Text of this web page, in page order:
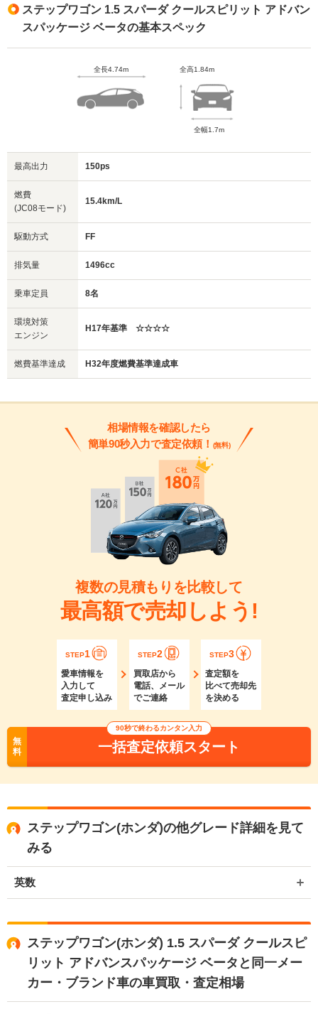
ステップワゴン 1.5 スパーダ クールスピリット アドバン
スパッケージ ベータの基本スペック
全長4.74m 全高1.84m
全幅1.7m
最高出力 150ps
燃費
(JC08モード)
15.4km/L
駆動方式 FF
排気量 1496cc
乗車定員 8名
環境対策
エンジン
H17年基準 ☆☆☆☆
燃費基準達成 H32年度燃費基準達成車
相場情報を確認したら
簡単90秒入力で査定依頼！ (無料)
複数の見積もりを比較して
最高額で売却しよう!
STEP1
愛車情報を
入力して
査定申し込み
STEP2
買取店から
電話、メール
でご連絡
STEP3
査定額を
比べて売却先
を決める
無
料
90秒で終わるカンタン入力
一括査定依頼スタート
ステップワゴン(ホンダ)の他グレード詳細を見て
みる
英数
ステップワゴン(ホンダ) 1.5 スパーダ クールスピ
リット アドバンスパッケージ ベータと同一メー
カー・ブランド車の車買取・査定相場